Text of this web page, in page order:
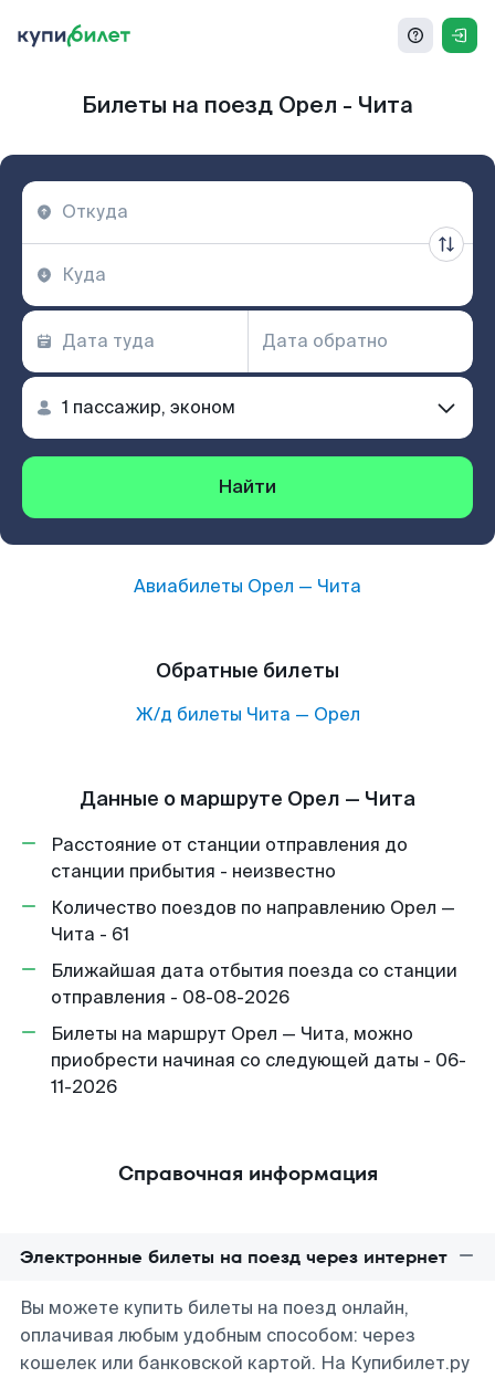
Билеты на поезд Орел - Чита
Найти
Авиабилеты Орел — Чита
Обратные билеты
Ж/д билеты Чита — Орел
Данные о маршруте Орел — Чита
Расстояние от станции отправления до
станции прибытия - неизвестно
Количество поездов по направлению Орел —
Чита - 61
Ближайшая дата отбытия поезда со станции
отправления - 08-08-2026
Билеты на маршрут Орел — Чита, можно
приобрести начиная со следующей даты - 06-
11-2026
Справочная информация
Электронные билеты на поезд через интернет
Вы можете купить билеты на поезд онлайн,
оплачивая любым удобным способом: через
кошелек или банковской картой. На Купибилет.ру